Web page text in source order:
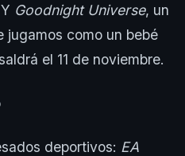
Goodnight Universe, un
jugamos como un bebé
el 11 de noviembre.
deportivos: EA